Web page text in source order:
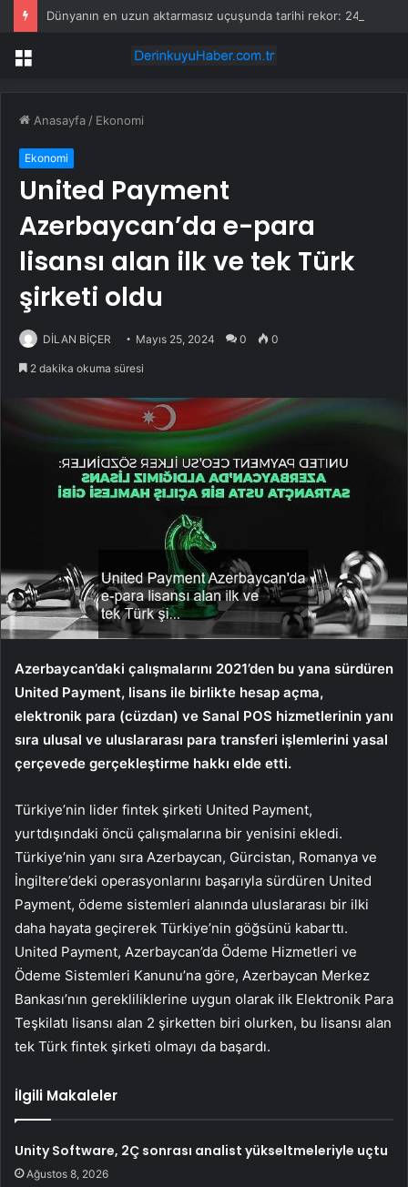
Menü
Anasayfa / Ekonomi
Ekonomi
United Payment
Azerbaycan’da e-para
lisansı alan ilk ve tek Türk
şirketi oldu
DİLAN BİÇER Mayıs 25, 2024 0 0
2 dakika okuma süresi
Azerbaycan’daki çalışmalarını 2021’den bu yana sürdüren
United Payment, lisans ile birlikte hesap açma,
elektronik para (cüzdan) ve Sanal POS hizmetlerinin yanı
sıra ulusal ve uluslararası para transferi işlemlerini yasal
çerçevede gerçekleştirme hakkı elde etti.
Türkiye’nin lider fintek şirketi United Payment,
yurtdışındaki öncü çalışmalarına bir yenisini ekledi.
Türkiye’nin yanı sıra Azerbaycan, Gürcistan, Romanya ve
İngiltere’deki operasyonlarını başarıyla sürdüren United
Payment, ödeme sistemleri alanında uluslararası bir ilki
daha hayata geçirerek Türkiye’nin göğsünü kabarttı.
United Payment, Azerbaycan’da Ödeme Hizmetleri ve
Ödeme Sistemleri Kanunu’na göre, Azerbaycan Merkez
Bankası’nın gerekliliklerine uygun olarak ilk Elektronik Para
Teşkilatı lisansı alan 2 şirketten biri olurken, bu lisansı alan
tek Türk fintek şirketi olmayı da başardı.
İlgili Makaleler
Unity Software, 2Ç sonrası analist yükseltmeleriyle uçtu
Ağustos 8, 2026